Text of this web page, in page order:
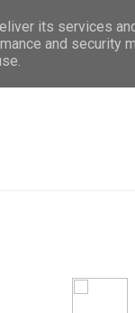
its services
and security